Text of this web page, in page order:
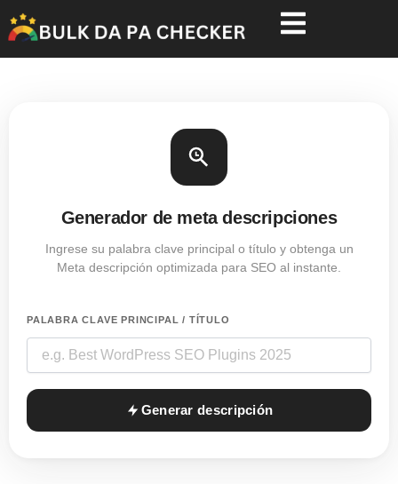
Generador de meta descripciones
Ingrese su palabra clave principal o título y obtenga un
Meta descripción optimizada para SEO al instante.
PALABRA CLAVE PRINCIPAL / TÍTULO
Generar descripción